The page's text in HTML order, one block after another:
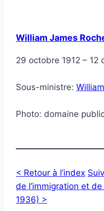
William James
29 octobre 1912 – 12
Sous-ministre:
Photo: domaine
< Retour à l’index
de l’immigration et
1936) >